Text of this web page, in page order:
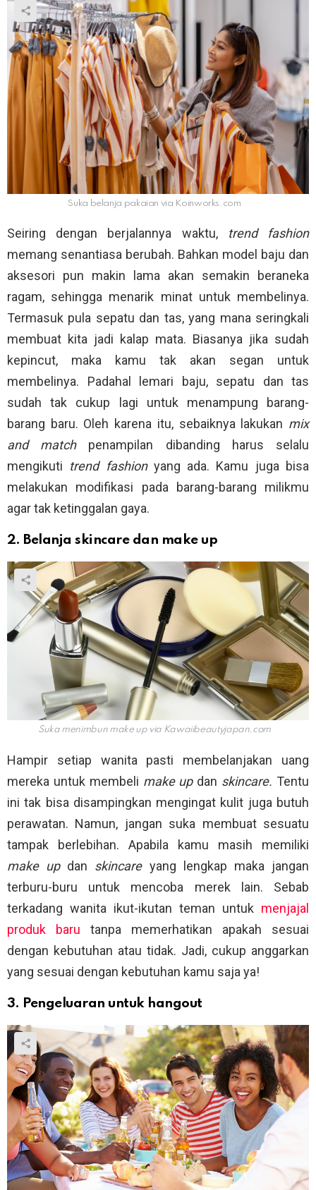
Suka belanja pakaian via Koinworks.com
Seiring dengan berjalannya waktu,
trend fashion
memang senantiasa berubah. Bahkan model baju dan
aksesori pun makin lama akan semakin beraneka
ragam, sehingga menarik minat untuk membelinya.
Termasuk pula sepatu dan tas, yang mana seringkali
membuat kita jadi kalap mata. Biasanya jika sudah
kepincut, maka kamu tak akan segan untuk
membelinya. Padahal lemari baju, sepatu dan tas
sudah tak cukup lagi untuk menampung barang-
barang baru. Oleh karena itu, sebaiknya lakukan mix
and match penampilan dibanding harus selalu
mengikuti trend fashion yang ada. Kamu juga bisa
melakukan modifikasi pada barang-barang milikmu
agar tak ketinggalan gaya.
2. Belanja skincare dan make up
Suka menimbun make up via Kawaiibeautyjapan.com
Hampir setiap wanita pasti membelanjakan uang
mereka untuk membeli make up dan skincare. Tentu
ini tak bisa disampingkan mengingat kulit juga butuh
perawatan. Namun, jangan suka membuat sesuatu
tampak berlebihan. Apabila kamu masih memiliki
make up dan skincare yang lengkap maka jangan
terburu-buru untuk mencoba merek lain. Sebab
terkadang wanita ikut-ikutan teman untuk menjajal
produk baru tanpa memerhatikan apakah sesuai
dengan kebutuhan atau tidak. Jadi, cukup anggarkan
yang sesuai dengan kebutuhan kamu saja ya!
3. Pengeluaran untuk hangout